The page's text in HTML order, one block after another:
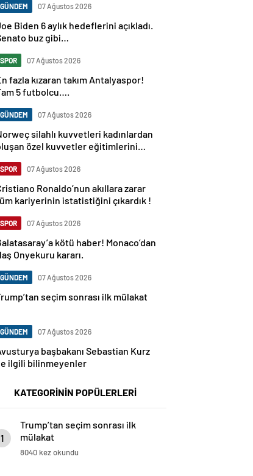
GÜNDEM 07 Ağustos 2026
Biden 6 aylık hedeflerini açıkladı.
buz gibi…
SPOR 07 Ağustos 2026
fazla kızaran takım Antalyaspor!
5 futbolcu….
GÜNDEM 07 Ağustos 2026
silahlı kuvvetleri kadınlardan
özel kuvvetler eğitimlerini
SPOR 07 Ağustos 2026
Ronaldo’nun akıllara zarar
kariyerinin istatistiğini çıkardık !
SPOR 07 Ağustos 2026
kötü haber! Monaco’dan
Onyekuru kararı.
GÜNDEM 07 Ağustos 2026
seçim sonrası ilk mülakat
GÜNDEM 07 Ağustos 2026
başbakanı Sebastian Kurz
ilgili bilinmeyenler
KATEGORİNİN POPÜLERLERİ
1
Trump’tan seçim sonrası ilk
mülakat
8040 kez okundu